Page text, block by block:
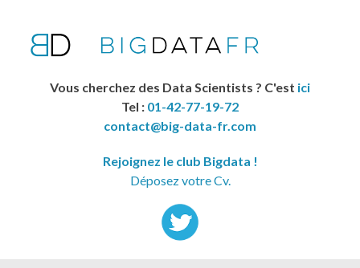
Vous cherchez des Data Scientists ? C'est ici
Tel : 01-42-77-19-72
contact@big-data-fr.com
Rejoignez le club Bigdata !
Déposez votre Cv.